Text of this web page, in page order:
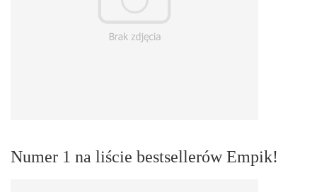
Numer 1 na liście bestsellerów Empik!